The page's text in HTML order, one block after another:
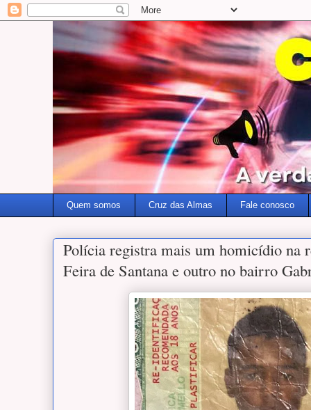
Quem somos Cruz das Almas Fale conosco
Polícia registra mais um homicídio na
Feira de Santana e outro no bairro